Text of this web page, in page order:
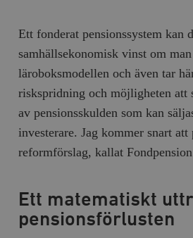
Ett fonderat pensionssystem kan
samhällsekonomisk vinst om
läroboksmodellen och även tar
riskspridning och möjligheten att
av pensionsskulden som kan
investerare. Jag kommer snart att
reformförslag, kallat
Ett matematiskt
pensionsförlusten